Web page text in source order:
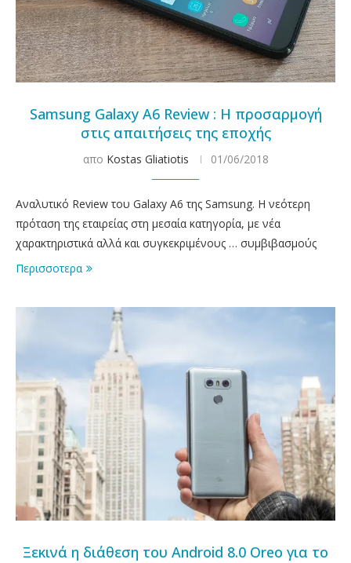
Samsung Galaxy A6 Review : Η προσαρμογή
στις απαιτήσεις της εποχής
απο Kostas Gliatiotis 01/06/2018
Αναλυτικό Review του Galaxy A6 της Samsung. H νεότερη
πρόταση της εταιρείας στη μεσαία κατηγορία, με νέα
χαρακτηριστικά αλλά και συγκεκριμένους … συμβιβασμούς
Περισσοτερα
Ξεκινά η διάθεση του Android 8.0 Oreo για το